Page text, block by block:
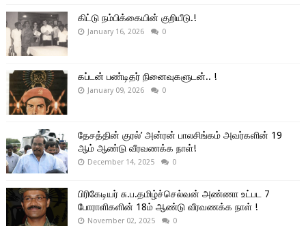
கிட்டு நம்பிக்கையின் குறியீடு.!
January 16, 2026 0
கப்டன் பண்டிதர் நினைவுகளுடன்.. !
January 09, 2026 0
தேசத்தின் குரல்’ அன்ரன் பாலசிங்கம் அவர்களின் 19
ஆம் ஆண்டு வீரவணக்க நாள்!
December 14, 2025 0
பிரிகேடியர் சு.ப.தமிழ்ச்செல்வன் அண்ணா உட்பட 7
போராளிகளின் 18ம் ஆண்டு வீரவணக்க நாள் !
November 02, 2025 0